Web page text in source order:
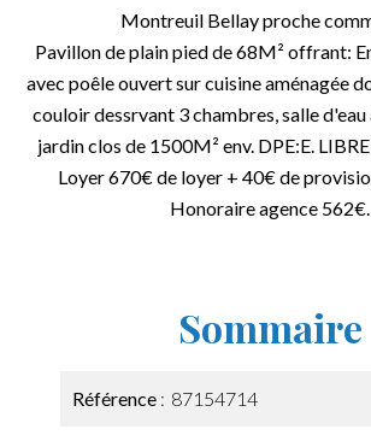
Montreuil Bellay proche
Pavillon de plain pied de 68M² offrant:
avec poêle ouvert sur cuisine aménagée
couloir dessrvant 3 chambres, salle d'eau
jardin clos de 1500M² env. DPE:E.
Loyer 670€ de loyer + 40€ de
Honoraire agence 562€.
Sommaire
Référence 87154714